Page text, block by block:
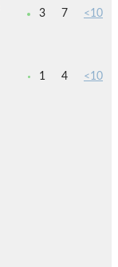
3 7 <10
1 4 <10